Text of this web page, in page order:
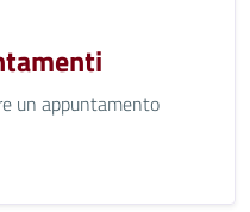
un appuntamento